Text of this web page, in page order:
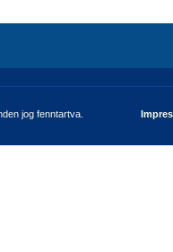
jog fenntartva.